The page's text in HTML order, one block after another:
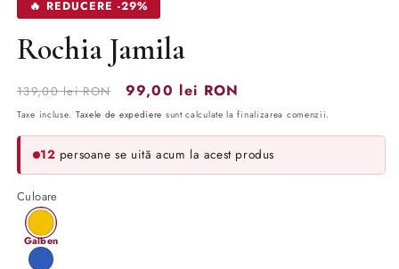
🔥 REDUCERE -29%
Rochia Jamila
Preț
obișnuit
139,00 lei RON
Preț
redus
99,00 lei RON
Taxe incluse. Taxele de expediere sunt calculate la finalizarea comenzii.
12 persoane se uită acum la acest produs
Culoare
Galben